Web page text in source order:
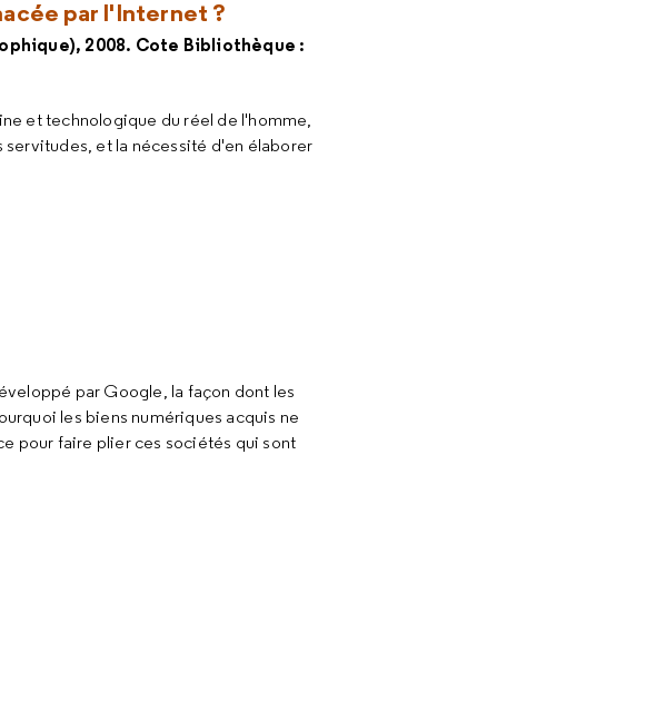
par l'Internet ?
2008. Cote Bibliothèque :
et technologique du réel de l'homme,
servitudes, et la nécessité d'en élaborer
par Google, la façon dont les
les biens numériques acquis ne
pour faire plier ces sociétés qui sont